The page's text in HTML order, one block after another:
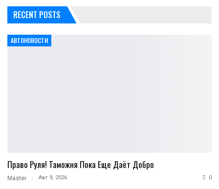
RECENT POSTS
АВТОНОВОСТИ
Право Руля! Таможня Пока Еще Даёт Добро
Master Авг 9, 2026 0